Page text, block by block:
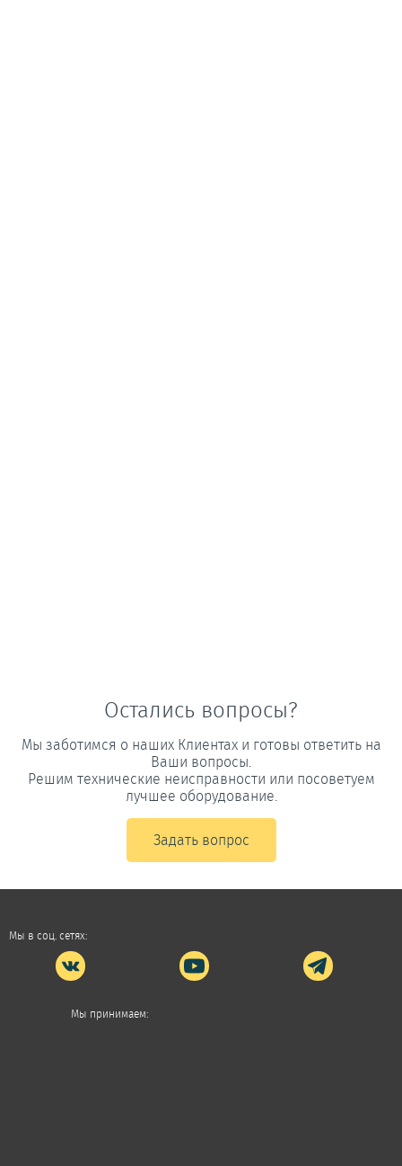
Остались вопросы?
Мы заботимся о наших Клиентах и готовы ответить на
Ваши вопросы.
Решим технические неисправности или посоветуем
лучшее оборудование.
Задать вопрос
Мы в соц. сетях:
Мы принимаем: